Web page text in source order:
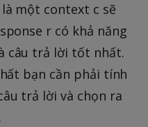
một context c sẽ
r có khả năng
câu trả lời tốt nhất.
bạn cần phải tính
trả lời và chọn ra